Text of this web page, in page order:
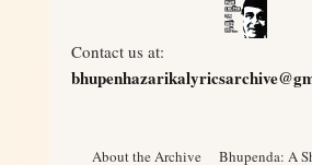
Contact us at:
About the Archive
Bhupenda: A